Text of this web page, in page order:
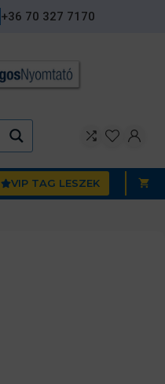
+36 70 327 7170
VIP TAG LESZEK